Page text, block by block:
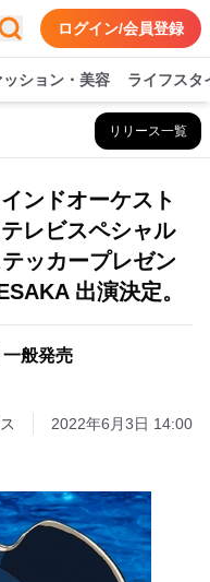
ログイン/会員登録
ッション・美容 ライフスタ
リリース一覧
ンドオーケスト
レビスペシャル
ッカープレゼン
出演決定。
般発売
2022年6月3日 14:00